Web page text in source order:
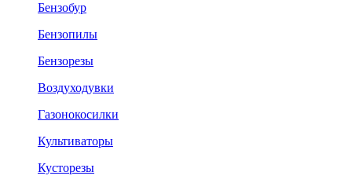
Бензобур
Бензопилы
Бензорезы
Воздуходувки
Газонокосилки
Культиваторы
Кусторезы